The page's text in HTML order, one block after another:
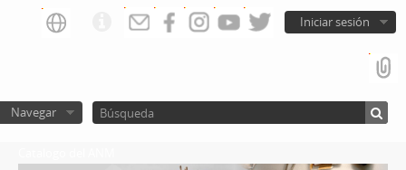
Iniciar sesión
Navegar